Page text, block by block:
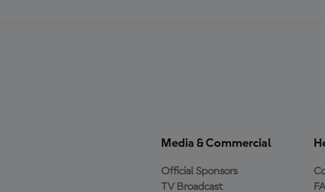
Media & Commercial
Official Sponsors
TV Broadcast